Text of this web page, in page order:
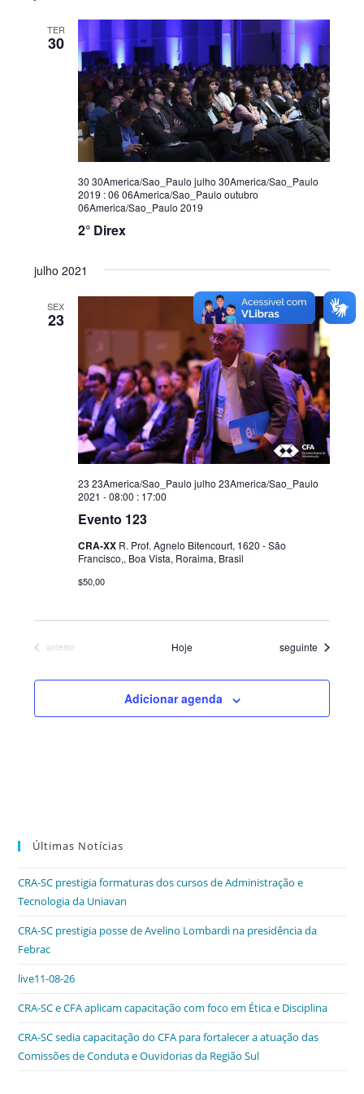
d
e
v
i
s
u
a
i
v
e
n
t
o
s
n
t
o
TER
30
2° Direx
30 30America/Sao_Paulo julho 30America/Sao_Paulo
2019 :06 06America/Sao_Paulo outubro
06America/Sao_Paulo 2019
julho 2021
SEX
23
Evento 123
23 23America/Sao_Paulo julho 23America/Sao_Paulo
2021 - 08:00 : 17:00
CRA-XX R. Prof. Agnelo Bitencourt, 1620 - São
Francisco,, Boa Vista, Roraima, Brasil
$50,00
Eventos
anterior Hoje Eventos
seguinte
Adicionar agenda
Últimas Notícias
CRA-SC prestigia formaturas dos cursos de Administração e
Tecnologia da Uniavan
CRA-SC prestigia posse de Avelino Lombardi na presidência da
Febrac
live11-08-26
CRA-SC e CFA aplicam capacitação com foco em Ética e Disciplina
CRA-SC sedia capacitação do CFA para fortalecer a atuação das
Comissões de Conduta e Ouvidorias da Região Sul